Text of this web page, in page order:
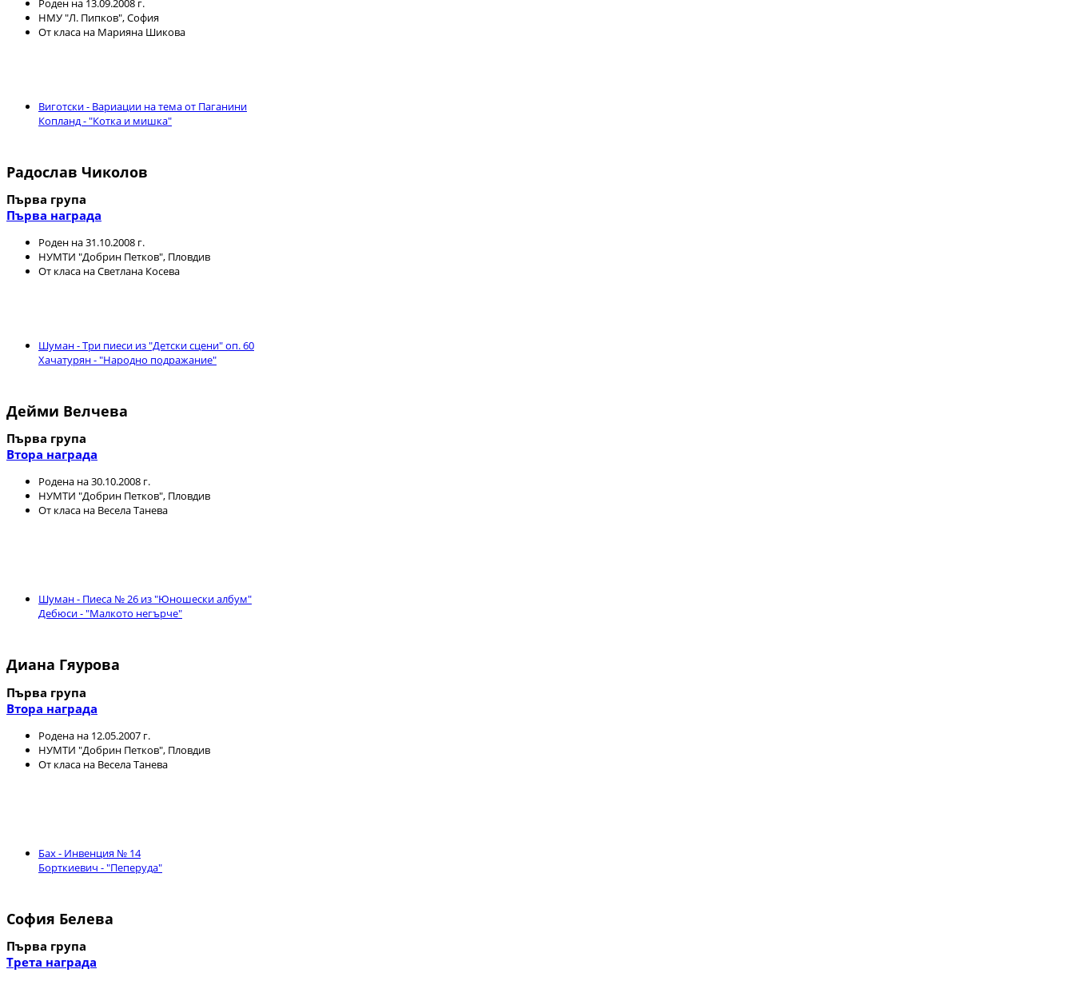
Роден на 13.09.2008 г.
НМУ "Л. Пипков", София
От класа на Марияна Шикова
Виготски - Вариации на тема от Паганини
Копланд - "Котка и мишка"
Радослав Чиколов
Първа група
Първа награда
Роден на 31.10.2008 г.
НУМТИ "Добрин Петков", Пловдив
От класа на Светлана Косева
Шуман - Три пиеси из "Детски сцени" оп. 60
Хачатурян - "Народно подражание"
Дейми Велчева
Първа група
Втора награда
Родена на 30.10.2008 г.
НУМТИ "Добрин Петков", Пловдив
От класа на Весела Танева
Шуман - Пиеса № 26 из "Юношески албум"
Дебюси - "Малкото негърче"
Диана Гяурова
Първа група
Втора награда
Роденa на 12.05.2007 г.
НУМТИ "Добрин Петков", Пловдив
От класа на Весела Танева
Бах - Инвенция № 14
Борткиевич - "Пеперуда"
София Белева
Първа група
Трета награда